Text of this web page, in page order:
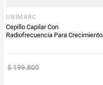
UNIMARC
Cepillo Capilar Con
Radiofrecuencia Para Crecimiento
$199.800